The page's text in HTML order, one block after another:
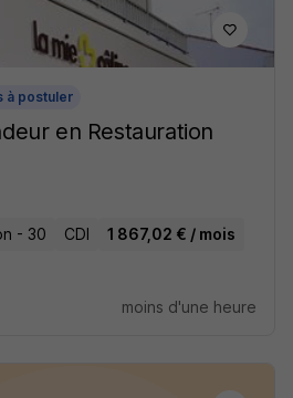
à postuler
en Restauration
- 30 CDI 1 867,02 € / mois
moins d'une heure